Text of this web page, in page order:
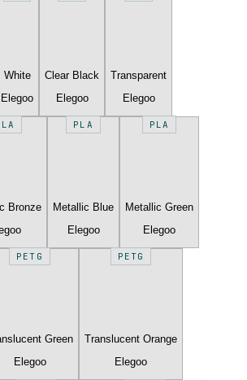
White
Elegoo
Clear Black
Elegoo
Transparent
Elegoo
Bronze
PLA
Metallic Blue
Elegoo
PLA
Metallic Green
Elegoo
PETG
Green
Elegoo
PETG
Translucent Orange
Elegoo